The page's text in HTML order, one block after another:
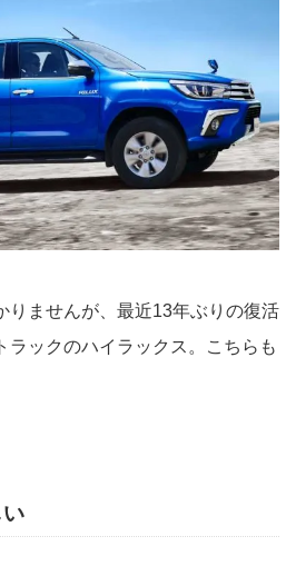
りませんが、最近13年ぶりの復活
ラックのハイラックス。こちらも